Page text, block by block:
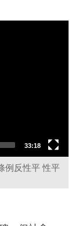
33:18
例反性平 性平